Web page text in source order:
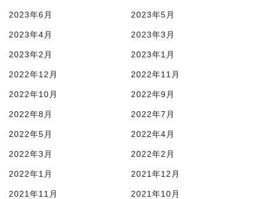
2023年6月 2023年5月
2023年4月 2023年3月
2023年2月 2023年1月
2022年12月 2022年11月
2022年10月 2022年9月
2022年8月 2022年7月
2022年5月 2022年4月
2022年3月 2022年2月
2022年1月 2021年12月
2021年11月 2021年10月